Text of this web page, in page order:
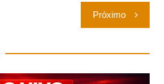
Próximo